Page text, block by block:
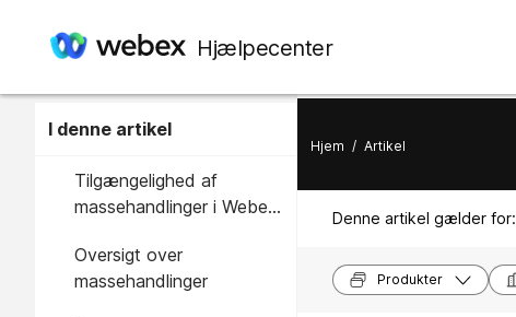
Hjælpecenter
I denne artikel
Tilgængelighed af
massehandlinger i Webex
Oversigt over
massehandlinger
Hjem / Artikel
Denne artikel gælder for:
Produkter